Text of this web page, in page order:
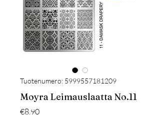
Tuotenumero: 5999557181209
Moyra Leimauslaatta No.11
€8.90Hinta